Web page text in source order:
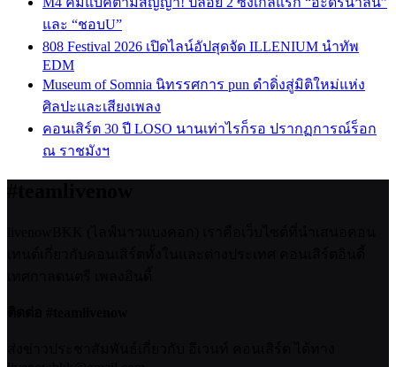
และ “ชอบU”
808 Festival 2026 เปิดไลน์อัปสุดจัด ILLENIUM นำทัพ
EDM
Museum of Somnia นิทรรศการ pun ดำดิ่งสู่มิติใหม่แห่ง
ศิลปะและเสียงเพลง
คอนเสิร์ต 30 ปี LOSO นานเท่าไรก็รอ ปรากฏการณ์ร็อก
ณ ราชมังฯ